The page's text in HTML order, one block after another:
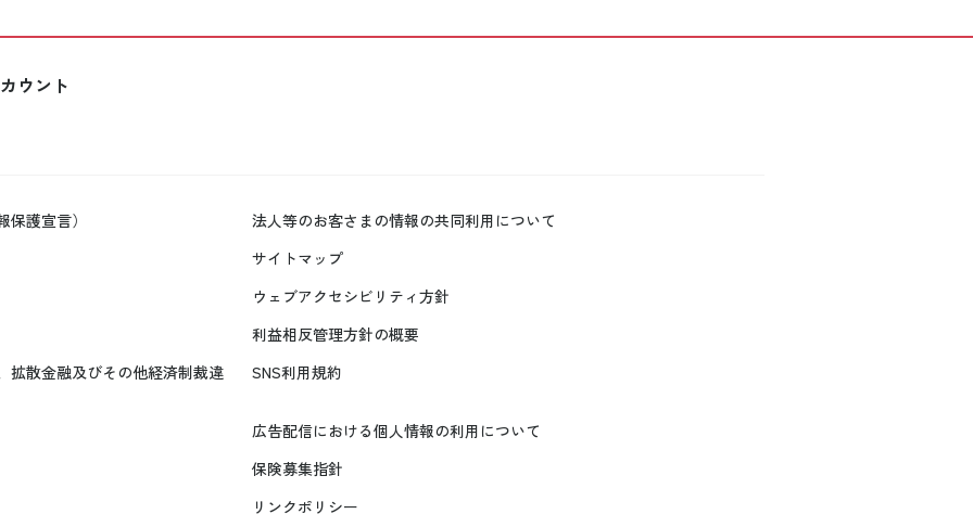
ウント
護宣言）
法人等のお客さまの情報の共同利用について
サイトマップ
ウェブアクセシビリティ方針
利益相反管理方針の概要
拡散金融及びその他経済制裁違
SNS利用規約
広告配信における個人情報の利用について
保険募集指針
リンクポリシー